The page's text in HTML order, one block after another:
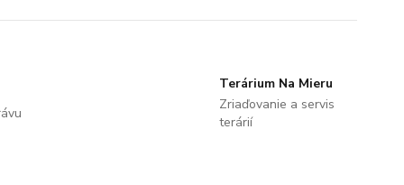
Terárium Na Mieru
Zriaďovanie a servis
terárií